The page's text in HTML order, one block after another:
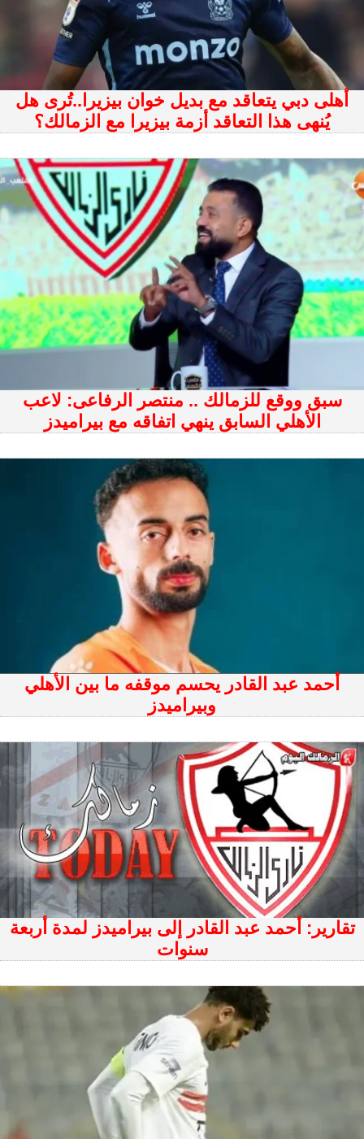
أهلى دبي يتعاقد مع بديل خوان بيزيرا..تُرى هل
يُنهى هذا التعاقد أزمة بيزيرا مع الزمالك؟
سبق ووقع للزمالك .. منتصر الرفاعى: لاعب
الأهلي السابق ينهي اتفاقه مع بيراميدز
أحمد عبد القادر يحسم موقفه ما بين الأهلي
وبيراميدز
تقارير: أحمد عبد القادر إلى بيراميدز لمدة أربعة
سنوات